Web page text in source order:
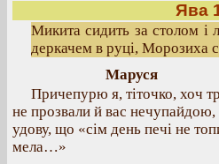
Ява
Микита сидить за столом і
деркачем в руці, Морозиха
Маруся
Причепурю я, тіточко, хоч
не прозвали й вас нечупайдою,
удову, що «сім день печі не
мела…»